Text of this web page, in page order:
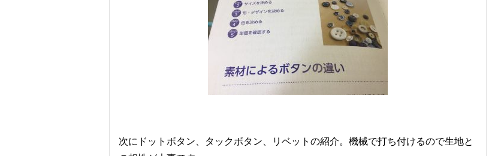
次にドットボタン、タックボタン、リベットの紹介。機械で打ち付けるので生地と